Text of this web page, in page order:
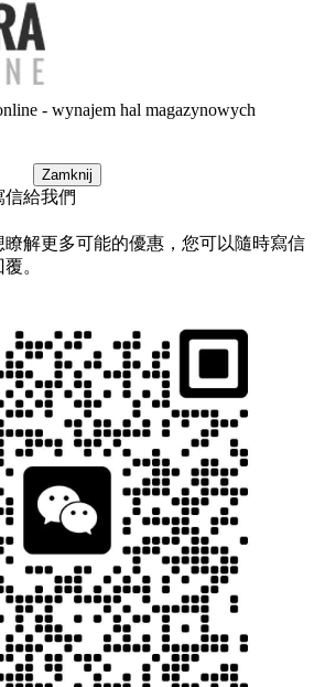
- wynajem hal magazynowych
Zamknij
給我們
解更多可能的優惠，您可以隨時寫信
。